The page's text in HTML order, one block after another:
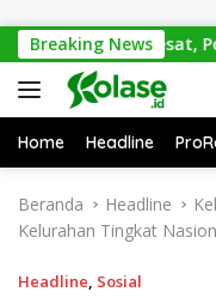
Breaking News
Mitos Sesat, Polisi
Home Headline
Beranda Headline
Kelurahan Tingkat
Headline, Sosial